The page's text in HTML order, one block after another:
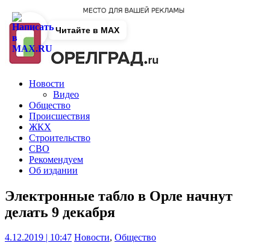
Новости
Видео
Общество
Происшествия
ЖКХ
Строительство
СВО
Рекомендуем
Об издании
Электронные табло в Орле начнут
делать 9 декабря
4.12.2019 | 10:47 Новости, Общество
Читайте в MAX